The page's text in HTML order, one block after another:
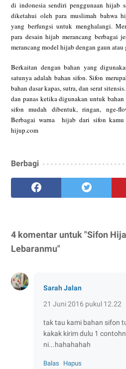
di indonesia sendiri penggunaan hijab
diketahui oleh para muslimah bahwa
yang berfungsi untuk menghalangi.
para desain hijab merancang berbagai
merancang model hijab dengan gaun
Berkaitan dengan bahan yang
satunya adalah bahan sifon. Sifon
bahan dasar kapas, sutra, dan serat
dan panas ketika digunakan untuk
sifon mudah dibentuk, ringan, nge-
Berbagai warna hijab dari sifon
hijup.com
Berbagi
4 komentar untuk "Sifon
Lebaranmu"
Sarah Jalan
21 Juni 2016 pukul 12.22
tak tau kami bahan sifon
kakak kirim dulu 1
ni...hahahahah
Balas Hapus